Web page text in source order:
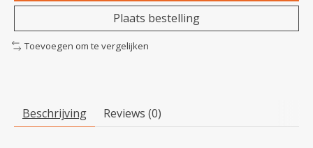
Plaats bestelling
Toevoegen om te vergelijken
Beschrijving Reviews (0)